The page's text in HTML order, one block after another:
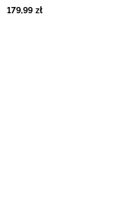
Lewandowski - czarna
179,99 zł